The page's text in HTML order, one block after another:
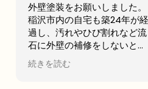
２年前に、アパート屋上の防
水工事を行う為に、A社とB
社へ見積もりを依頼しまし
た。そのA社が（株）モレナ
シホームさんでした。
当初私は、水漏れがないのな
続きを読む